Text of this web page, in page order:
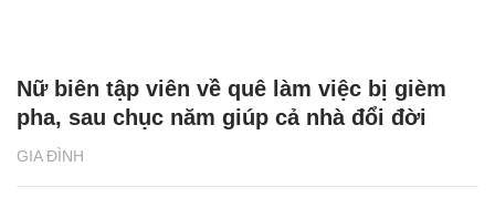
GIA ĐÌNH
Nữ biên tập viên về quê làm việc bị gièm
pha, sau chục năm giúp cả nhà đổi đời